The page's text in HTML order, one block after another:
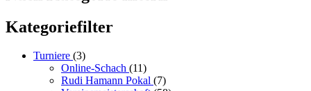
Kategoriefilter
Turniere (3)
Online-Schach (11)
Rudi Hamann Pokal (7)